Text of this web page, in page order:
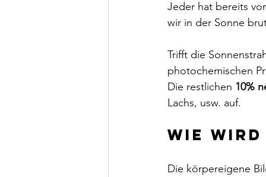
Jeder hat bereits
wir in der Sonne
Trifft die
photochemischen
Die restlichen 10%
Lachs, usw. auf.
Wie
Die körpereigene